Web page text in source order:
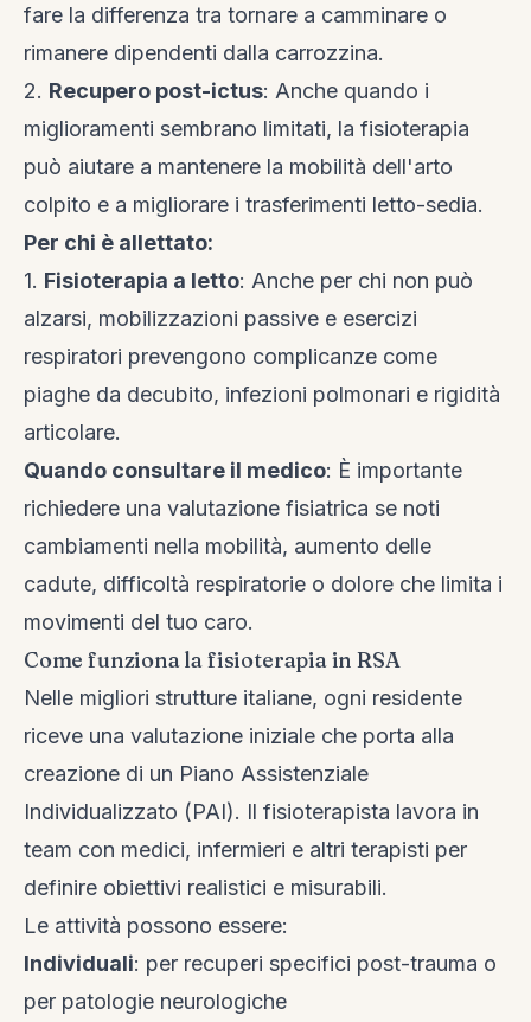
fare la differenza tra tornare a camminare o
rimanere dipendenti dalla carrozzina.
2. Recupero post-ictus: Anche quando i
miglioramenti sembrano limitati, la fisioterapia
può aiutare a mantenere la mobilità dell'arto
colpito e a migliorare i trasferimenti letto-sedia.
Per chi è allettato:
1. Fisioterapia a letto: Anche per chi non può
alzarsi, mobilizzazioni passive e esercizi
respiratori prevengono complicanze come
piaghe da decubito, infezioni polmonari e rigidità
articolare.
Quando consultare il medico: È importante
richiedere una valutazione fisiatrica se noti
cambiamenti nella mobilità, aumento delle
cadute, difficoltà respiratorie o dolore che limita i
movimenti del tuo caro.
Come funziona la fisioterapia in RSA
Nelle migliori strutture italiane, ogni residente
riceve una valutazione iniziale che porta alla
creazione di un Piano Assistenziale
Individualizzato (PAI). Il fisioterapista lavora in
team con medici, infermieri e altri terapisti per
definire obiettivi realistici e misurabili.
Le attività possono essere:
Individuali: per recuperi specifici post-trauma o
per patologie neurologiche